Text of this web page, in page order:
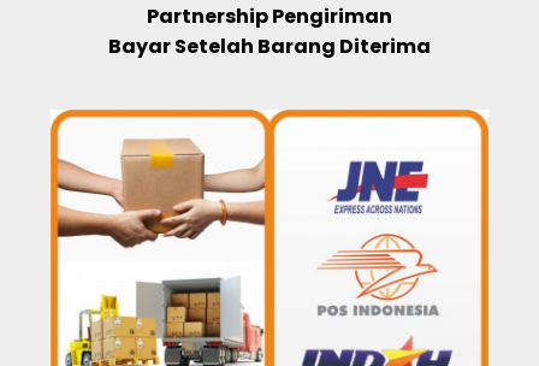
Partnership Pengiriman
Bayar Setelah Barang Diterima